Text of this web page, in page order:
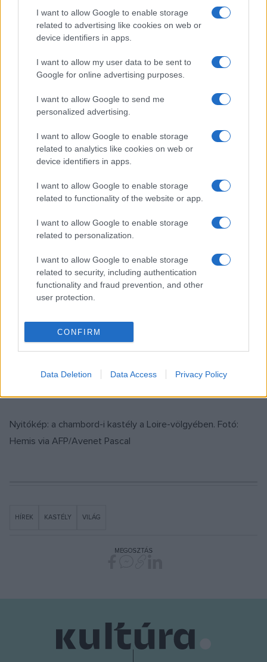
I want to allow Google to enable storage
related to advertising like cookies on web or
device identifiers in apps.
I want to allow my user data to be sent to
Google for online advertising purposes.
I want to allow Google to send me
personalized advertising.
I want to allow Google to enable storage
related to analytics like cookies on web or
device identifiers in apps.
I want to allow Google to enable storage
related to functionality of the website or app.
I want to allow Google to enable storage
related to personalization.
I want to allow Google to enable storage
related to security, including authentication
functionality and fraud prevention, and other
user protection.
CONFIRM
Data Deletion Data Access Privacy Policy
mint 600 ezerre nőtt a 2023-ra tervezett előzetes
költségvetésben – sajnálkozott a kastélyt és környékét
üzemeltető Chambord-i Nemzeti Birtok állami vállalat
igazgatója, Jean d’Haussonville. A kastély 30 millió eurós évi
költségvetésében ez két ideiglenes kiállítás és egy
fenntartható energiaforrásokban való gondolkodást.
Chambord két kutatást is kezdeményezett a „zölddé válás”
tetejére, illetve a geotermikus energiával és – a közeli
Már a jövő hónapban fűrészüzemet terveznek létesíteni a
birtokhoz tartozó 50 négyzetkilométeres erdőségben a
hosszú távú fafűtés biztosítása érdekében.
Az állami tulajdonban lévő kastély addig is az épületeket
költségeket. „A szoftver lehetővé teszi a világítás
lekapcsolását azokban a helyiségekben, ahol már nem
fűtést. Így már 2023-ban képesek leszünk 10 százalékkal
Nyitókép: a chambord-i kastély a Loire-völgyében. Fotó:
Hemis via AFP/Avenet Pascal
HÍREK KASTÉLY VILÁG
MEGOSZTÁS